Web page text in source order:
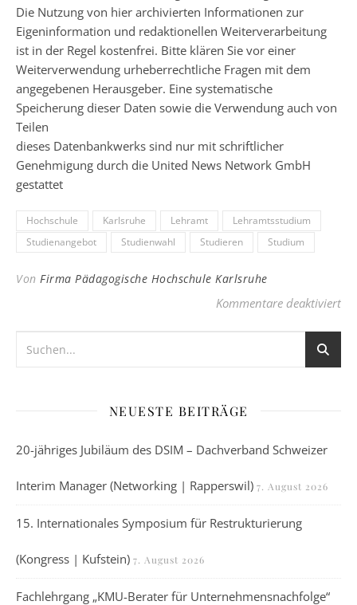
Die Nutzung von hier archivierten Informationen zur
Eigeninformation und redaktionellen Weiterverarbeitung
ist in der Regel kostenfrei. Bitte klären Sie vor einer
Weiterverwendung urheberrechtliche Fragen mit dem
angegebenen Herausgeber. Eine systematische
Speicherung dieser Daten sowie die Verwendung auch von
Teilen
dieses Datenbankwerks sind nur mit schriftlicher
Genehmigung durch die United News Network GmbH
gestattet
Hochschule Karlsruhe Lehramt
Lehramtsstudium
Studienangebot
Studienwahl Studieren Studium
Von Firma Pädagogische Hochschule Karlsruhe
Kommentare deaktiviertfür
NEUESTE BEITRÄGE
20-jähriges Jubiläum des DSIM – Dachverband Schweizer
Interim Manager (Networking | Rapperswil) 7. August 2026
15. Internationales Symposium für Restrukturierung
(Kongress | Kufstein) 7. August 2026
Fachlehrgang „KMU-Berater für Unternehmensnachfolge“